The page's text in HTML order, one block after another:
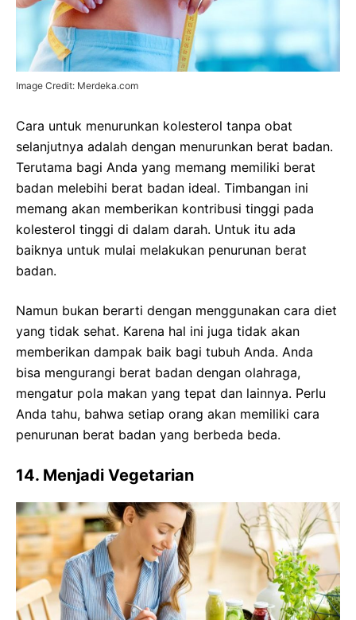
Image Credit: Merdeka.com
Cara untuk menurunkan kolesterol tanpa obat
selanjutnya adalah dengan menurunkan berat badan.
Terutama bagi Anda yang memang memiliki berat
badan melebihi berat badan ideal. Timbangan ini
memang akan memberikan kontribusi tinggi pada
kolesterol tinggi di dalam darah. Untuk itu ada
baiknya untuk mulai melakukan penurunan berat
badan.
Namun bukan berarti dengan menggunakan cara diet
yang tidak sehat. Karena hal ini juga tidak akan
memberikan dampak baik bagi tubuh Anda. Anda
bisa mengurangi berat badan dengan olahraga,
mengatur pola makan yang tepat dan lainnya. Perlu
Anda tahu, bahwa setiap orang akan memiliki cara
penurunan berat badan yang berbeda beda.
14. Menjadi Vegetarian